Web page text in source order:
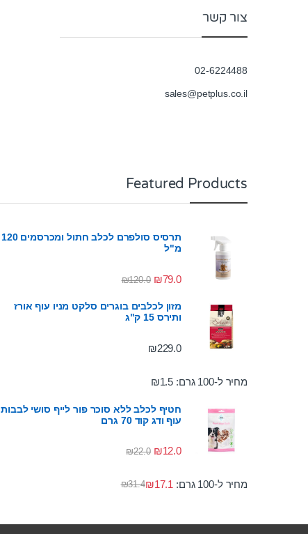
צור קשר
02-6224488
sales@petplus.co.il
Featured Products
תרסיס סולפרם לכלב חתול ומכרסמים 120
מ"ל
₪79.0
₪120.0
מזון לכלבים בוגרים סלקט מניו עוף אורז
ותירס 15 ק"ג
₪229.0
מחיר ל-100 גרם: ₪1.5
חטיף לכלב ללא סוכר פור לייף סושי לבבות
עוף ודג קוד 70 גרם
₪12.0
₪22.0
מחיר ל-100 גרם: ₪31.4₪17.1